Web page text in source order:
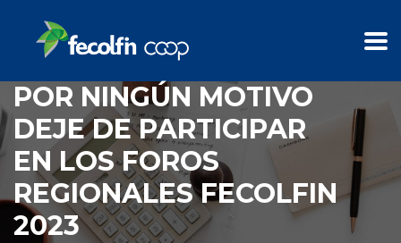
POR NINGÚN MOTIVO
DEJE DE PARTICIPAR
EN LOS FOROS
REGIONALES FECOLFIN
2023